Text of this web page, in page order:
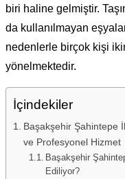
biri haline gelmiştir.
da kullanılmayan
nedenlerle birçok kişi
yönelmektedir.
İçindekiler
Başakşehir Şahintepe
ve Profesyonel Hizmet
Başakşehir
Ediliyor?